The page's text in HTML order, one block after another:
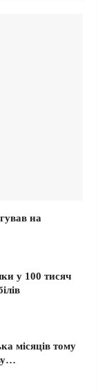
на
у 100 тисяч
місяців тому